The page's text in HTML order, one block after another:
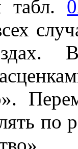
табл.
».
по